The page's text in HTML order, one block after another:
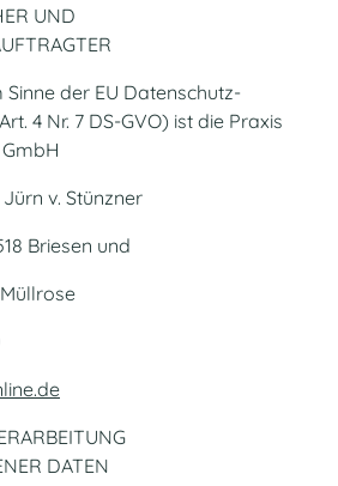
UND
der EU Datenschutz-
4 Nr. 7 DS-GVO) ist die Praxis
v. Stünzner
Briesen und
DATEN